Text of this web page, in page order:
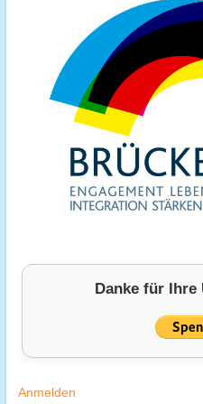
Danke für
Anmelden